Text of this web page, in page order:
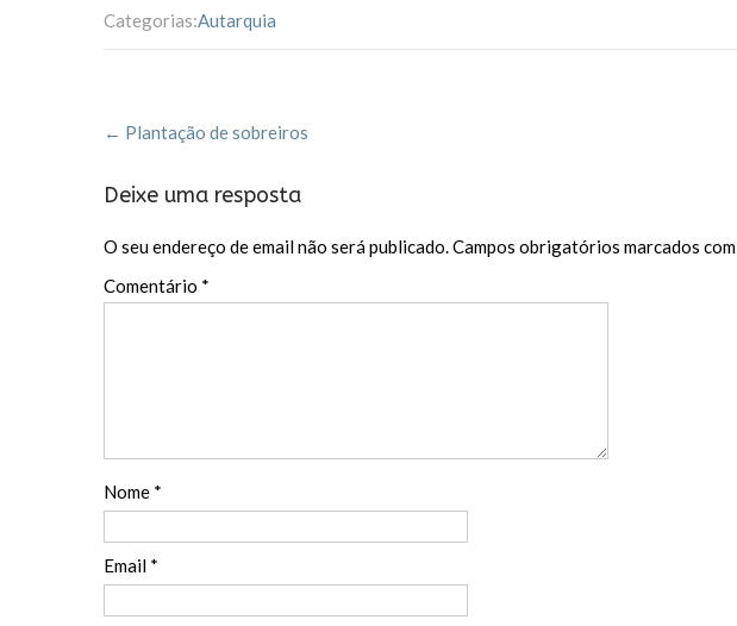
e
o
itt ai
Categorias:Autarquia
navigation
← Plantação de sobreiros
Deixe uma resposta
O seu endereço de email não será publicado. Campos obrigatórios marcados com
Comentário *
Nome *
Email *